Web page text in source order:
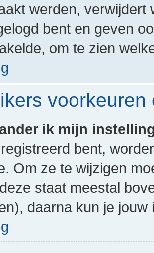
werden,
bent en geven
om te zien
voorkeuren
ik mijn
bent,
Om ze te wijzigen
staat meestal
daarna kun je jouw